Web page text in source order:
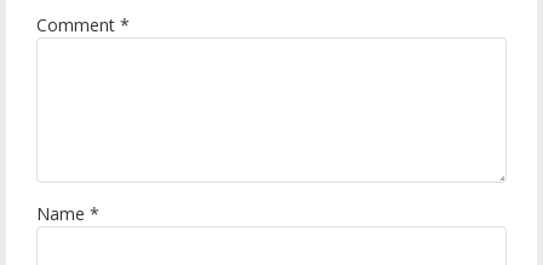
Comment *
Name *